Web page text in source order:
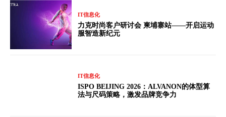
IT信息化
力克时尚客户研讨会 柬埔寨站——开启运动
服智造新纪元
IT信息化
ISPO BEIJING 2026：ALVANON的体型算
法与尺码策略，激发品牌竞争力